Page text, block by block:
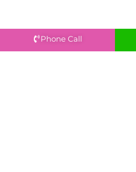
Phone Call